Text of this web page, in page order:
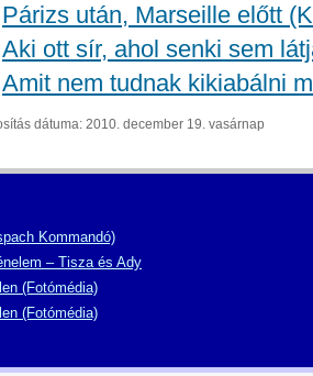
Párizs után, Marseille előtt
Aki ott sír, ahol senki sem
Amit nem tudnak kikiabálni
dátuma: 2010. december 19. vasárnap
Kommandó)
– Tisza és Ady
(Fotómédia)
(Fotómédia)